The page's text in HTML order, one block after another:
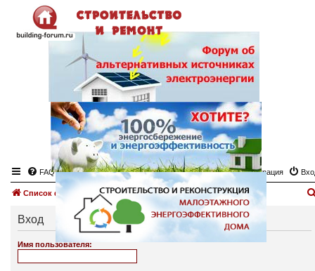
FAQ Регистрация
Список форумов
Вход
Имя пользователя: